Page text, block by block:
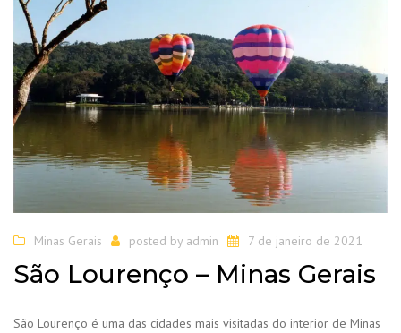
Minas Gerais posted by admin 7 de janeiro de 2021
São Lourenço – Minas Gerais
São Lourenço é uma das cidades mais visitadas do interior de Minas